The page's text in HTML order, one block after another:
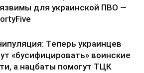
для украинской ПВО —
Теперь украинцев
«бусифицировать» воинские
а нацбаты помогут ТЦК